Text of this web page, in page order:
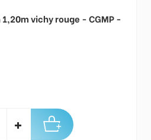
vichy rouge - CGMP -